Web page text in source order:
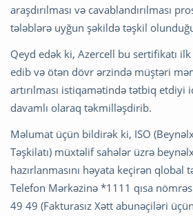
araşdırılması və cavablandırılması
tələblərə uyğun şəkildə təşkil
Qeyd edək ki, Azercell bu sertifikatı
edib və ötən dövr ərzində müştəri
artırılması istiqamətində tətbiq etdiyi
davamlı olaraq təkmilləşdirib.
Məlumat üçün bildirək ki, ISO
Təşkilatı) müxtəlif sahələr üzrə
hazırlanmasını həyata keçirən qlobal
Telefon Mərkəzinə *1111 qısa
49 49 (Fakturasız Xətt abunəçiləri